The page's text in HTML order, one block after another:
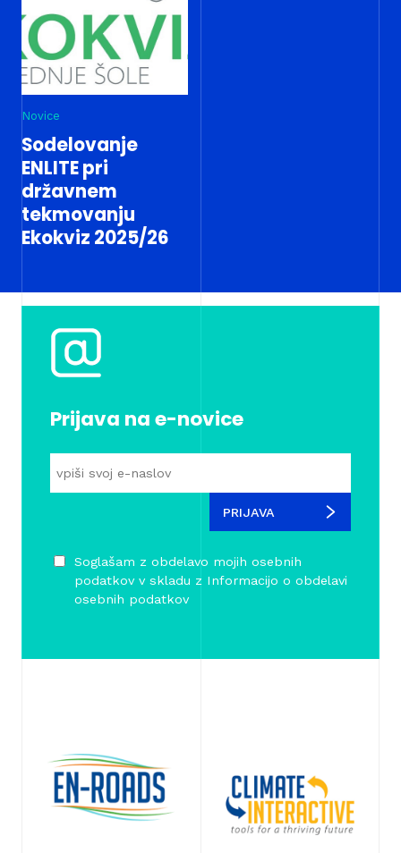
Novice
Sodelovanje
ENLITE pri
državnem
tekmovanju
Ekokviz 2025/26
Prijava na e-novice
PRIJAVA
Soglašam z obdelavo mojih osebnih
podatkov v skladu z Informacijo o obdelavi
osebnih podatkov